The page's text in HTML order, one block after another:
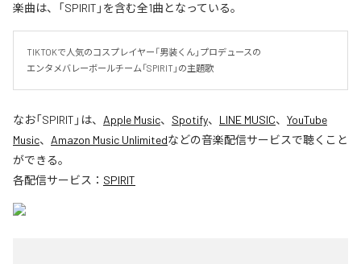
楽曲は、「SPIRIT」を含む全1曲となっている。
TIKTOKで人気のコスプレイヤー「男装くん」プロデュースの
エンタメバレーボールチーム「SPIRIT」の主題歌
なお「SPIRIT 」は、 Apple Music、 Spotify、 LINE MUSIC、 YouTube
Music、 Amazon Music Unlimitedなどの音楽配信サービスで聴くこと
ができる。
各配信サービス： SPIRIT